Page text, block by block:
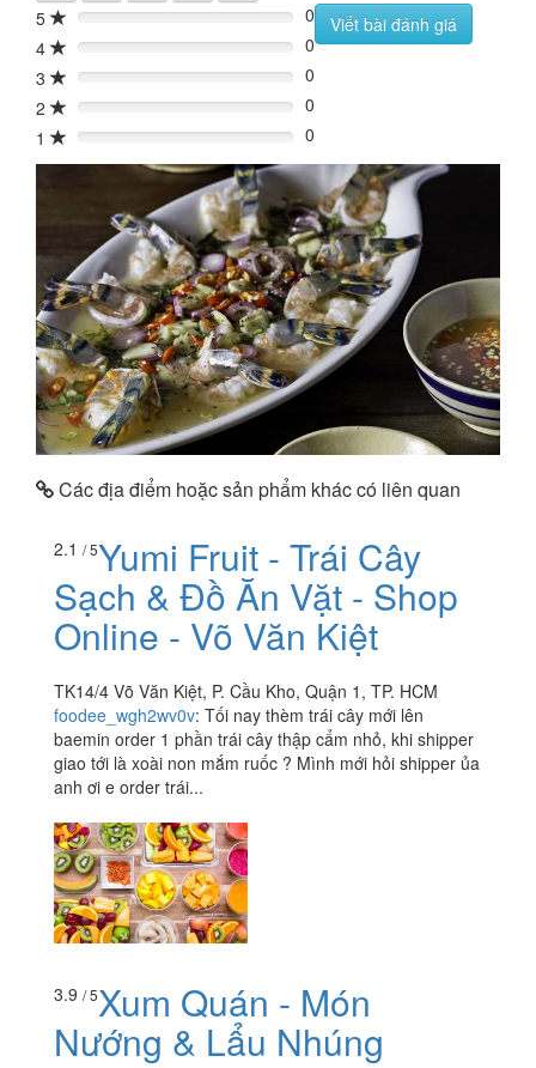
5 0%
0
4
0%
0
3
0%
0
2
0%
0
1
0% 0
Viết bài đánh giá
Các địa điểm hoặc sản phẩm khác có liên quan
2.1 / 5Yumi Fruit - Trái Cây
Sạch & Đồ Ăn Vặt - Shop
Online - Võ Văn Kiệt
TK14/4 Võ Văn Kiệt, P. Cầu Kho, Quận 1, TP. HCM
foodee_wgh2wv0v: Tối nay thèm trái cây mới lên
baemin order 1 phần trái cây thập cẩm nhỏ, khi shipper
giao tới là xoài non mắm ruốc ? Mình mới hỏi shipper ủa
anh ơi e order trái...
3.9 / 5Xum Quán - Món
Nướng & Lẩu Nhúng